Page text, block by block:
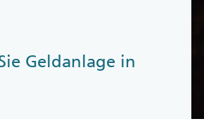
Geldanlage in